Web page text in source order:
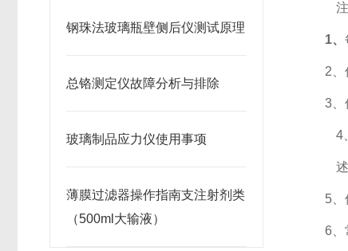
钢珠法玻璃瓶壁侧后仪测试原理
总铬测定仪故障分析与排除
玻璃制品应力仪使用事项
薄膜过滤器操作指南支注射剂类
（500ml大输液）
1、
2、
3、
4
5、
6、